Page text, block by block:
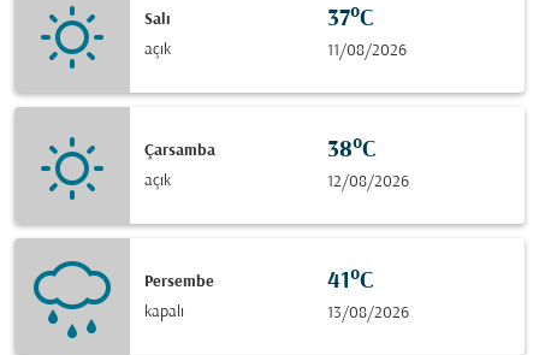
Salı
açık
37°C
11/08/2026
Çarsamba
açık
38°C
12/08/2026
Persembe
kapalı
41°C
13/08/2026